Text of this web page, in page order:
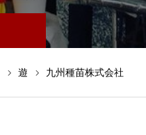
遊 九州種苗株式会社